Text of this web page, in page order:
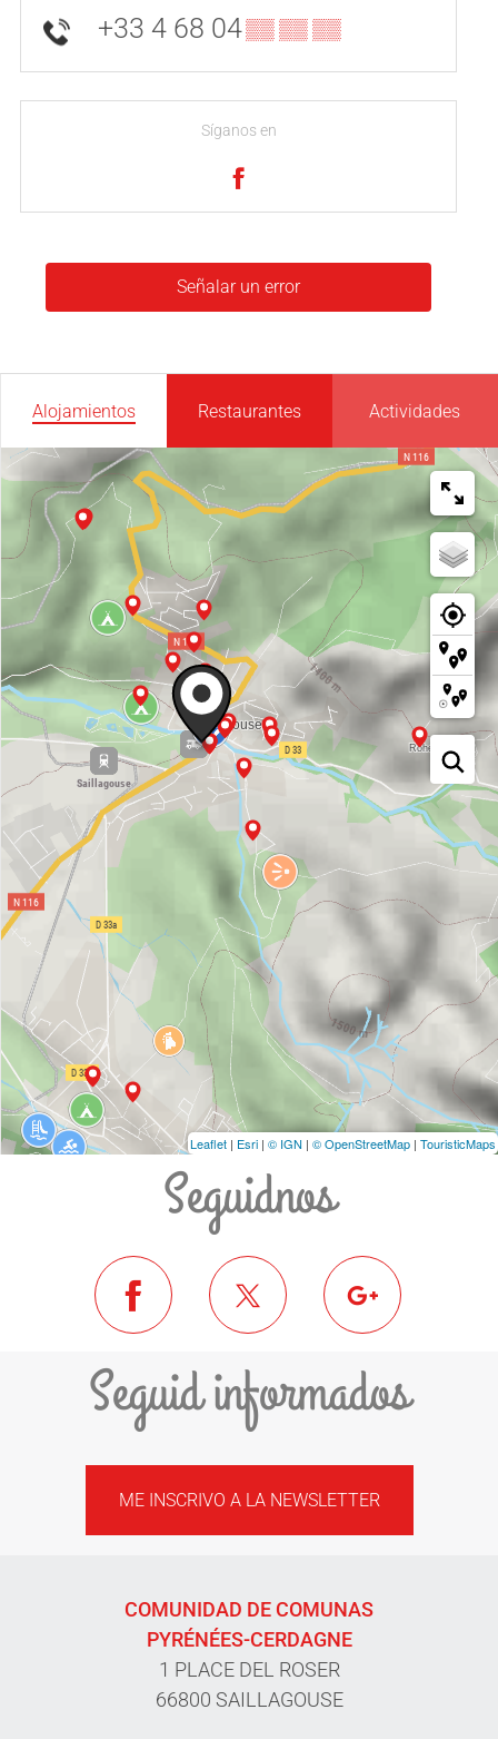
+33 4 68 04▒▒ ▒▒ ▒▒
Síganos en
Señalar un error
Alojamientos Restaurantes Actividades
Leaflet | Esri | © IGN | © OpenStreetMap | TouristicMaps
Seguidnos
Seguid informados
ME INSCRIVO A LA NEWSLETTER
COMUNIDAD DE COMUNAS
PYRÉNÉES-CERDAGNE
1 PLACE DEL ROSER
66800 SAILLAGOUSE